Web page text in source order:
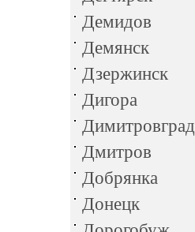
Демидов
Демянск
Дзержинск
Дигора
Димитровград
Дмитров
Добрянка
Донецк